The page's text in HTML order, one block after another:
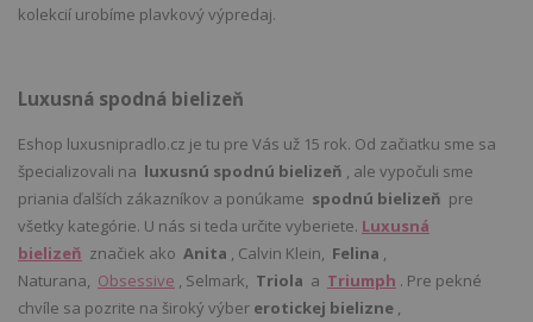
kolekcií urobíme plavkový výpredaj.
Luxusná spodná bielizeň
Eshop luxusnipradlo.cz je tu pre Vás už 15 rok. Od začiatku sme sa
špecializovali na luxusnú spodnú bielizeň , ale vypočuli sme
priania ďalších zákazníkov a ponúkame spodnú bielizeň pre
všetky kategórie. U nás si teda určite vyberiete. Luxusná
bielizeň značiek ako Anita , Calvin Klein, Felina ,
Naturana, Obsessive , Selmark, Triola a Triumph . Pre pekné
chvíle sa pozrite na široký výber erotickej bielizne ,